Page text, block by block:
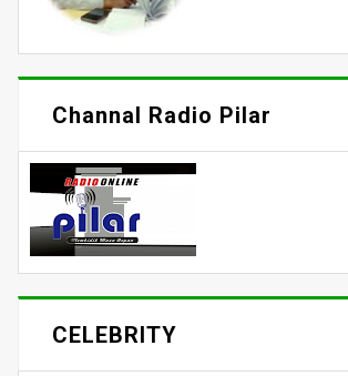
Channal Radio Pilar
CELEBRITY